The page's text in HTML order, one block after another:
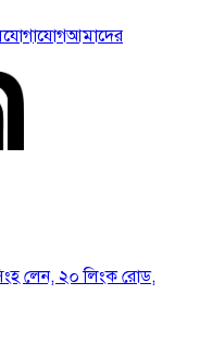
যোগাযোগআমাদের
লেন, ২০ লিংক রোড,